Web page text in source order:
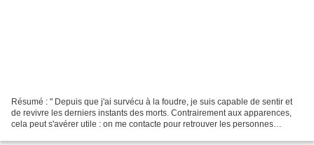
Résumé : " Depuis que j'ai survécu à la foudre, je suis capable de sentir et
de revivre les derniers instants des morts. Contrairement aux apparences,
cela peut s'avérer utile : on me contacte pour retrouver les personnes